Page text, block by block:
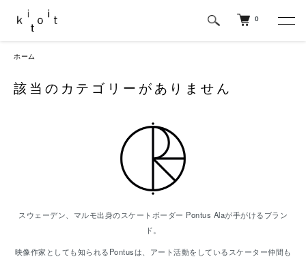
0
ホーム
該当のカテゴリーがありません
スウェーデン、マルモ出身のスケートボーダー Pontus Alaが手がけるブラン
ド。
映像作家としても知られるPontusは、アート活動をしているスケーター仲間も